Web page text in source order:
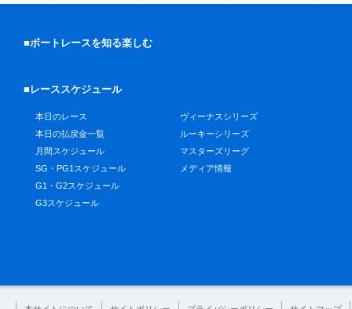
■ボートレースを知る楽しむ
■レーススケジュール
本日のレース
本日の払戻金一覧
月間スケジュール
SG・PG1スケジュール
G1・G2スケジュール
G3スケジュール
ヴィーナスシリーズ
ルーキーシリーズ
マスターズリーグ
メディア情報